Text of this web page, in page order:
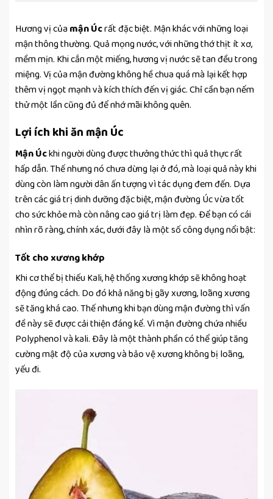
Hương vị của mận Úcrấtđặc biệt. Mận khác với những loại
mận thông thường. Quả mọng nước, với những thớ thịt ít xơ,
mềm mịn. Khi cắn một miếng, hương vị nước sẽ tan đều trong
miệng. Vị của mận đường không hề chua quá mà lại kết hợp
thêm vị ngọt mạnh và kích thích đến vị giác. Chỉ cần bạn nếm
thử một lần cũng đủ để nhớ mãi không quên.
Lợi ích khi ăn mận Úc
Mận Úckhi người dùng được thưởng thức thì quả thực rất
hấp dẫn. Thế nhưng nó chưa dừng lại ở đó, mà loại quả này khi
dùng còn làm người dân ấn tượng vì tác dụng đem đến. Dựa
trên các giá trị dinh dưỡng đặc biệt, mận đường Úc vừa tốt
cho sức khỏe mà còn nâng cao giá trị làm đẹp. Để bạn có cái
nhìn rõ ràng, chính xác, dưới đây là một số công dụng nổi bật:
Tốt cho xương khớp
Khi cơ thể bị thiếu Kali, hệ thống xương khớp sẽ không hoạt
động đúng cách. Do đó khả năng bị gãy xương, loãng xương
sẽ tăng khá cao. Thế nhưng khi bạn dùng mận đường thì vấn
đề này sẽ được cải thiện đáng kể. Vì mận đường chứa nhiều
Polyphenol và kali. Đây là một thành phần có thể giúp tăng
cường mật độ của xương và bảo vệ xương không bị loãng,
yếu đi.